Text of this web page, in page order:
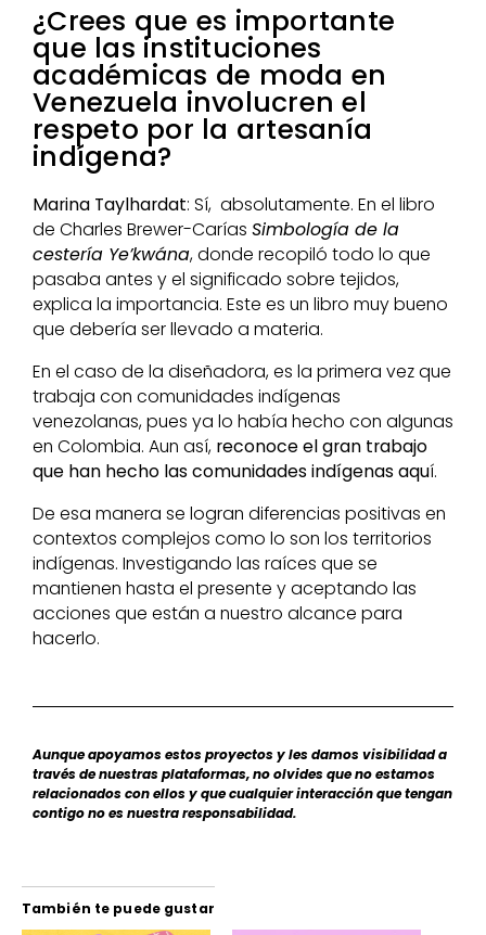
¿Crees que es importante
que las instituciones
académicas de moda en
Venezuela involucren el
respeto por la artesanía
indígena?
Marina Taylhardat: Sí, absolutamente. En el libro
de Charles Brewer-Carías Simbología de la
cestería Ye’kwána, donde recopiló todo lo que
pasaba antes y el significado sobre tejidos,
explica la importancia. Este es un libro muy bueno
que debería ser llevado a materia.
En el caso de la diseñadora, es la primera vez que
trabaja con comunidades indígenas
venezolanas, pues ya lo había hecho con algunas
en Colombia. Aun así, reconoce el gran trabajo
que han hecho las comunidades indígenas aquí.
De esa manera se logran diferencias positivas en
contextos complejos como lo son los territorios
indígenas. Investigando las raíces que se
mantienen hasta el presente y aceptando las
acciones que están a nuestro alcance para
hacerlo.
Aunque apoyamos estos proyectos y les damos visibilidad a
través de nuestras plataformas, no olvides que no estamos
relacionados con ellos y que cualquier interacción que tengan
contigo no es nuestra responsabilidad.
También te puede gustar